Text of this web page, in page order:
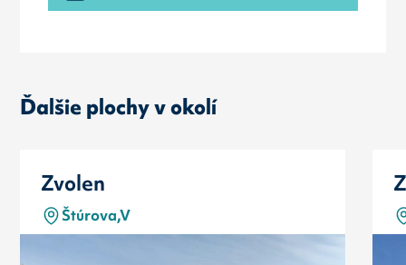
Ďalšie plochy v okolí
Zvolen
Štúrova,V